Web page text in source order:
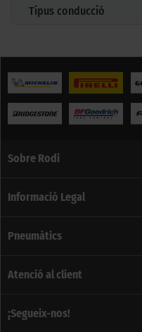
Tipus conducció
Sobre Rodi
Informació Legal
Pneumàtics
Atenció al client
¡Segueix-nos!